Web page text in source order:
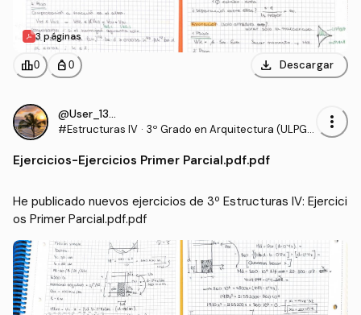
3 páginas
leaderboard0 personal_bag 0 download Descargar
@User_130540
#Estructuras IV · 3º Grado en Arquitectura (ULPG
more_vert
Ejercicios-Ejercicios Primer Parcial.pdf.pdf
He publicado nuevos ejercicios de 3º Estructuras IV: Ejercici
os Primer Parcial.pdf.pdf